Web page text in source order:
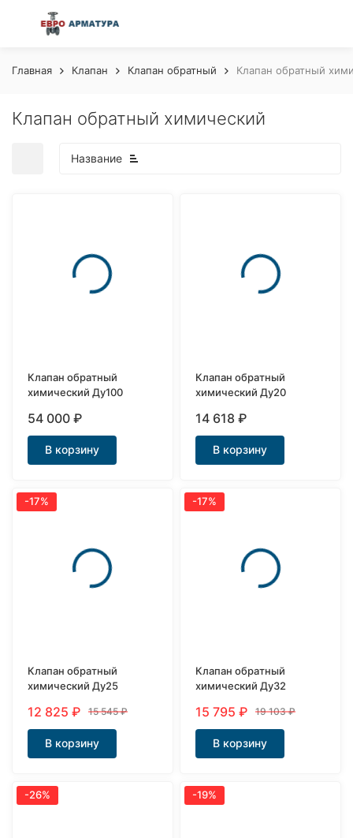
Главная Клапан Клапан обратный Клапан обратный
Клапан обратный химический
Название
покупателей
Клапан обратный
химический Ду100
54 000₽
В корзину
Клапан обратный
химический Ду20
14 618₽
В корзину
-17%
Клапан обратный
химический Ду25
12 825₽ 15 545₽
В корзину
-17%
Клапан обратный
химический Ду32
15 795₽ 19 103₽
В корзину
-26% -19%